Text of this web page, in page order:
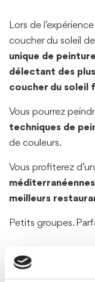
Lors de
coucher du soleil
unique de
délectant des
coucher du soleil
Vous pourrez
techniques de
de couleurs.
Vous profiterez
méditerranéennes
meilleurs
Petits groupes.
Services